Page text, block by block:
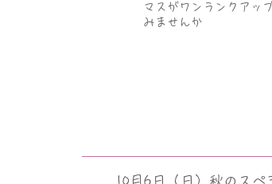
マスがワンランクアッ
みませんか
10月6日（日）秋のス